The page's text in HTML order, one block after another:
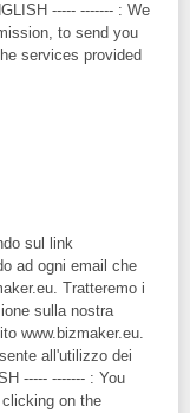
----- ------- : We
to send you
services provided
sul link
ad ogni email che
Tratteremo i
sulla nostra
www.bizmaker.eu.
all'utilizzo dei
----- ------- : You
on the